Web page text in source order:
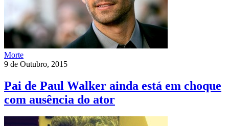
Morte
9 de Outubro, 2015
Pai de Paul Walker ainda está em choque
com ausência do ator